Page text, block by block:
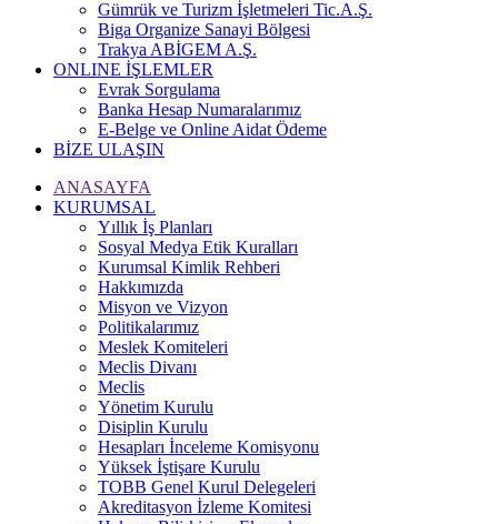
Gümrük ve Turizm İşletmeleri Tic.A.Ş.
Biga Organize Sanayi Bölgesi
Trakya ABİGEM A.Ş.
ONLINE İŞLEMLER
Evrak Sorgulama
Banka Hesap Numaralarımız
E-Belge ve Online Aidat Ödeme
BİZE ULAŞIN
ANASAYFA
KURUMSAL
Yıllık İş Planları
Sosyal Medya Etik Kuralları
Kurumsal Kimlik Rehberi
Hakkımızda
Misyon ve Vizyon
Politikalarımız
Meslek Komiteleri
Meclis Divanı
Meclis
Yönetim Kurulu
Disiplin Kurulu
Hesapları İnceleme Komisyonu
Yüksek İştişare Kurulu
TOBB Genel Kurul Delegeleri
Akreditasyon İzleme Komitesi